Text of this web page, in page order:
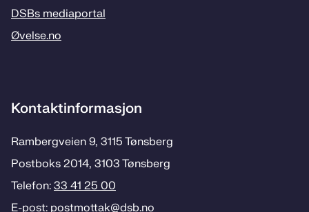
DSBs mediaportal
Øvelse.no
Kontaktinformasjon
Rambergveien 9, 3115 Tønsberg
Postboks 2014, 3103 Tønsberg
Telefon: 33 41 25 00
E-post: postmottak­@dsb.no